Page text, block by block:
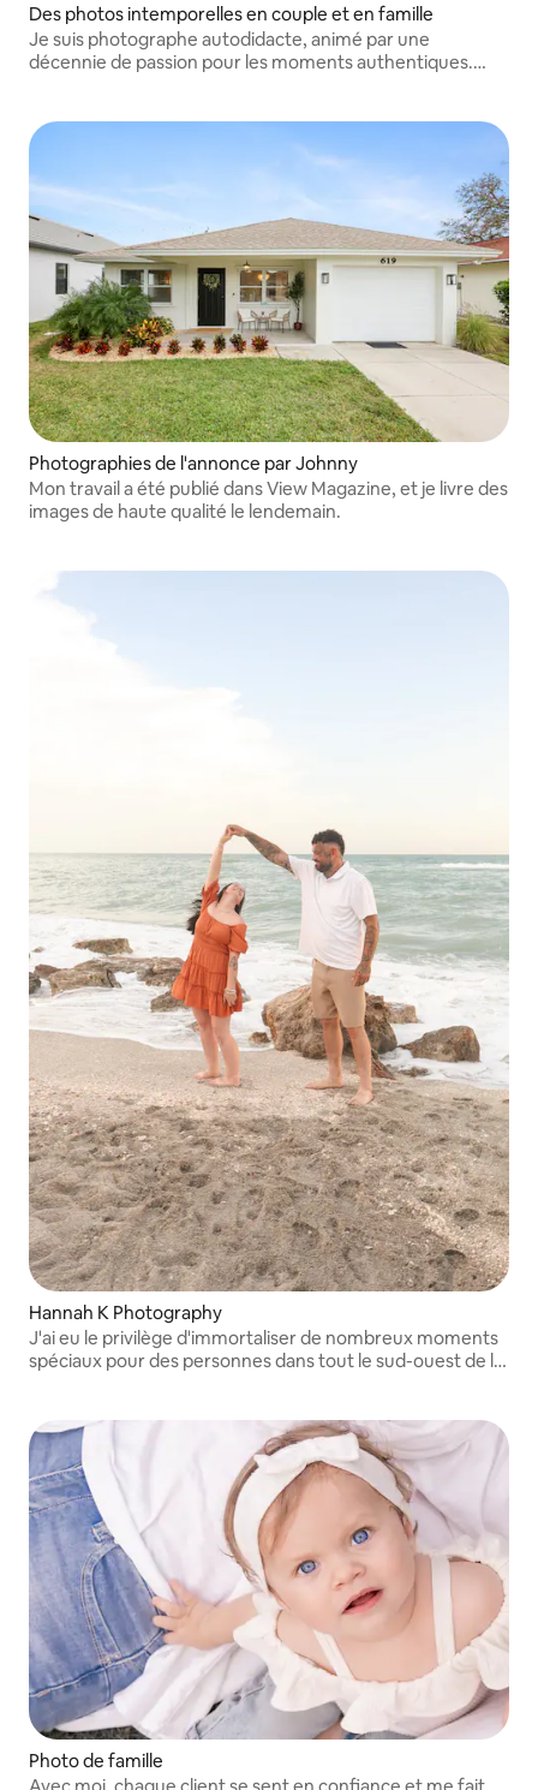
Des photos intemporelles en couple et en famille
Je suis photographe autodidacte, animé par une
décennie de passion pour les moments authentiques.
j'aimerais beaucoup travailler avec vous !
Photographies de l'annonce par Johnny
Mon travail a été publié dans View Magazine, et je livre des
images de haute qualité le lendemain.
Hannah K Photography
J'ai eu le privilège d'immortaliser de nombreux moments
spéciaux pour des personnes dans tout le sud-ouest de la
les anniversaires, les familles, les nouveau-nés et plus
encore !
Photo de famille